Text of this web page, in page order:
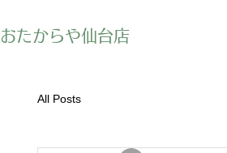
​おたからや仙台店
All Posts